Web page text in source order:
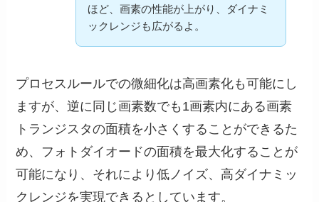
ほど、画素の性能が上がり、ダイナミ
ックレンジも広がるよ。
プロセスルールでの微細化は高画素化も可能にし
ますが、逆に同じ画素数でも1画素内にある画素
トランジスタの面積を小さくすることができるた
め、フォトダイオードの面積を最大化することが
可能になり、それにより低ノイズ、高ダイナミッ
クレンジを実現できるとしています。